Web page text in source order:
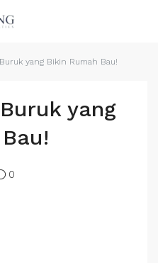
yang Bikin Rumah Bau!
yang
0